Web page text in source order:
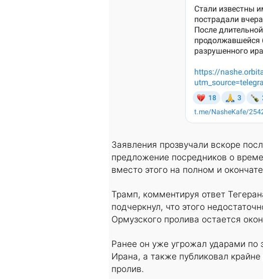
Заявления прозвучали вскоре
предложение посредников о
вместо этого на полном и
Трамп, комментируя ответ
подчеркнул, что этого
Ормузского пролива остается
Ранее он уже угрожал ударами по
Ирана, а также публиковал
пролив.